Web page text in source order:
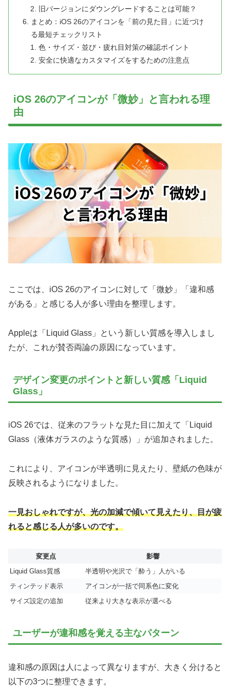
旧バージョンにダウングレードすることは可能？
まとめ：iOS 26のアイコンを「前の見た目」に近づけ
る最短チェックリスト
色・サイズ・並び・疲れ目対策の確認ポイント
安全に快適なカスタマイズをするための注意点
iOS 26のアイコンが「微妙」と言われる理
由
ここでは、iOS 26のアイコンに対して「微妙」「違和感
がある」と感じる人が多い理由を整理します。
Appleは「Liquid Glass」という新しい質感を導入しまし
たが、これが賛否両論の原因になっています。
デザイン変更のポイントと新しい質感「Liquid
Glass」
iOS 26では、従来のフラットな見た目に加えて「Liquid
Glass（液体ガラスのような質感）」が追加されました。
これにより、アイコンが半透明に見えたり、壁紙の色味が
反映されるようになりました。
一見おしゃれですが、光の加減で傾いて見えたり、目が疲
れると感じる人が多いのです。
変更点
影響
Liquid Glass質感
半透明や光沢で「酔う」人がいる
ティンテッド表示
アイコンが一括で同系色に変化
サイズ設定の追加
従来より大きな表示が選べる
ユーザーが違和感を覚える主なパターン
違和感の原因は人によって異なりますが、大きく分けると
以下の3つに整理できます。